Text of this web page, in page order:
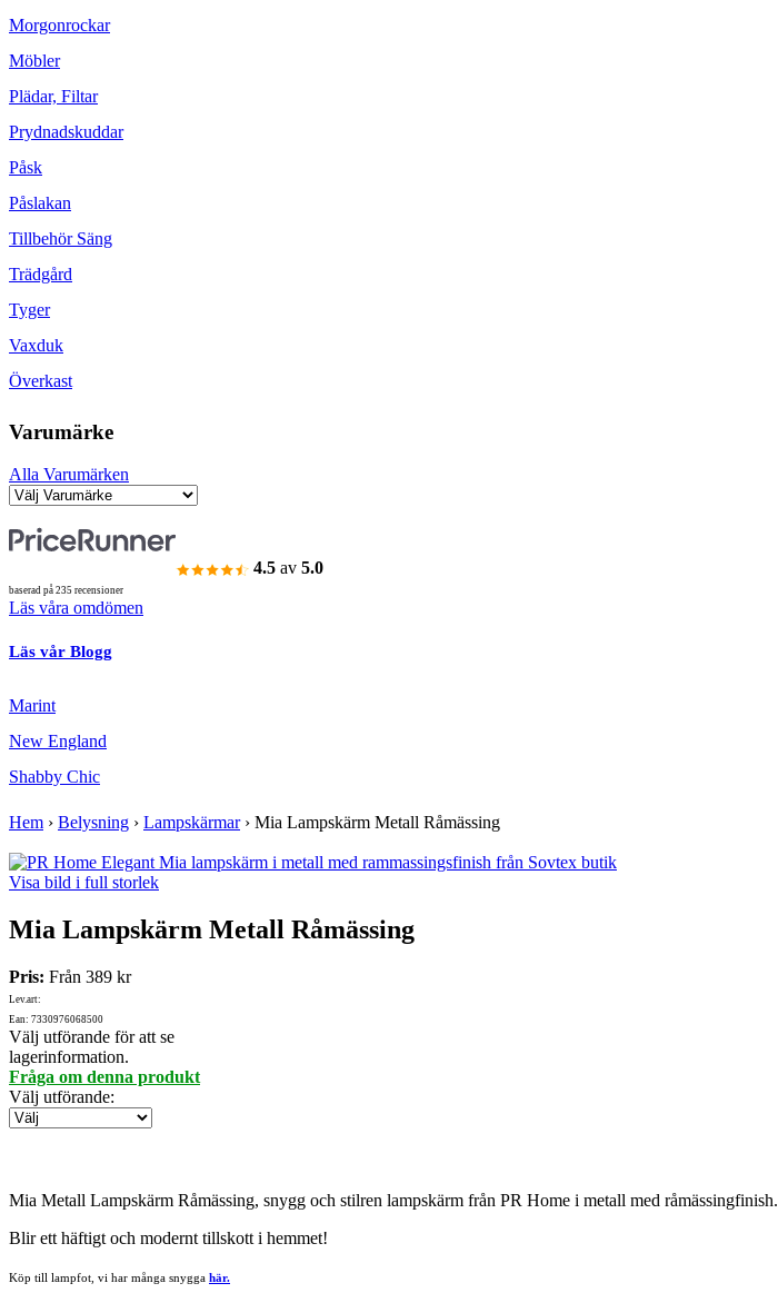
Morgonrockar
Möbler
Plädar, Filtar
Prydnadskuddar
Påsk
Påslakan
Tillbehör Säng
Trädgård
Tyger
Vaxduk
Överkast
Varumärke
Alla Varumärken
4.5 av 5.0
baserad på 235 recensioner
Läs våra omdömen
Läs vår Blogg
Marint
New England
Shabby Chic
Hem › Belysning › Lampskärmar› Mia Lampskärm Metall Råmässing
Visa bild i full storlek
Mia Lampskärm Metall Råmässing
Pris: Från 389 kr
Lev.art:
Ean: 7330976068500
Välj utförande för att se
lagerinformation.
Fråga om denna produkt
Välj utförande:
Mia Metall Lampskärm Råmässing, snygg och stilren lampskärm från PR Home i metall med råmässingfinish.
Blir ett häftigt och modernt tillskott i hemmet!
Köp till lampfot, vi har många snygga här.